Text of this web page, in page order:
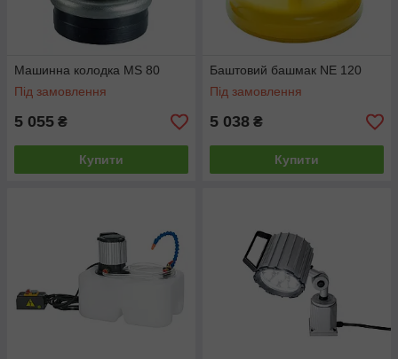
Машинна колодка MS 80
Під замовлення
5 055 ₴
Купити
Баштовий башмак NE 120
Під замовлення
5 038 ₴
Купити